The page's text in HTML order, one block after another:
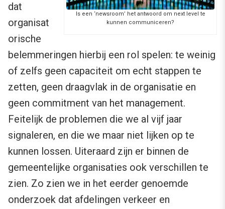
Is een ‘newsroom’ het antwoord om next level te
kunnen communiceren?
dat
organisat
orische
belemmeringen hierbij een rol spelen: te weinig
of zelfs geen capaciteit om echt stappen te
zetten, geen draagvlak in de organisatie en
geen commitment van het management.
Feitelijk de problemen die we al vijf jaar
signaleren, en die we maar niet lijken op te
kunnen lossen. Uiteraard zijn er binnen de
gemeentelijke organisaties ook verschillen te
zien. Zo zien we in het eerder genoemde
onderzoek dat afdelingen verkeer en